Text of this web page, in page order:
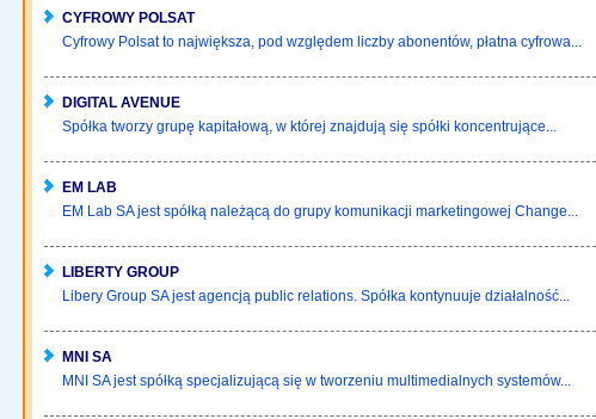
CYFROWY POLSAT
Cyfrowy Polsat to największa, pod względem liczby abonentów, płatna cyfrowa...
DIGITAL AVENUE
Spółka tworzy grupę kapitałową, w której znajdują się spółki koncentrujące...
EM LAB
EM Lab SA jest spółką należącą do grupy komunikacji marketingowej Change...
LIBERTY GROUP
Libery Group SA jest agencją public relations. Spółka kontynuuje działalność...
MNI SA
MNI SA jest spółką specjalizującą się w tworzeniu multimedialnych systemów...